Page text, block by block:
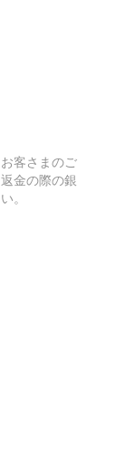
客さまのご
金の際の銀
。